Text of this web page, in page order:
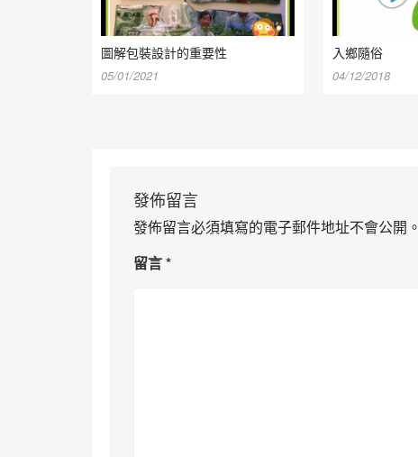
圖解包裝設計的重要性
05/01/2021
入鄉隨俗
04/12/2018
發佈留言
發佈留言必須填寫的電子郵件地址不會公開。
留言*